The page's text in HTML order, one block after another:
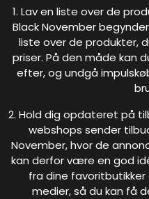
1. Lav en liste over de
Black November
liste over de produkter,
priser. På den måde kan
efter, og undgå
2. Hold dig opdateret på
webshops sender
November, hvor de
kan derfor være en god
fra dine
medier, så du kan få